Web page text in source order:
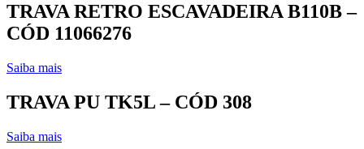
TRAVA RETRO ESCAVADEIRA B110B –
CÓD 11066276
Saiba mais
TRAVA PU TK5L – CÓD 308
Saiba mais